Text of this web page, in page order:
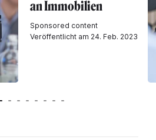
an Immobilien
Sponsored content
Veröffentlicht am 24. Feb. 2023